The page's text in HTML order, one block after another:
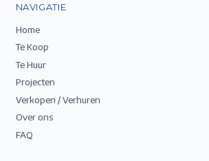
NAVIGATIE
Home
Te Koop
Te Huur
Projecten
Verkopen / Verhuren
Over ons
FAQ